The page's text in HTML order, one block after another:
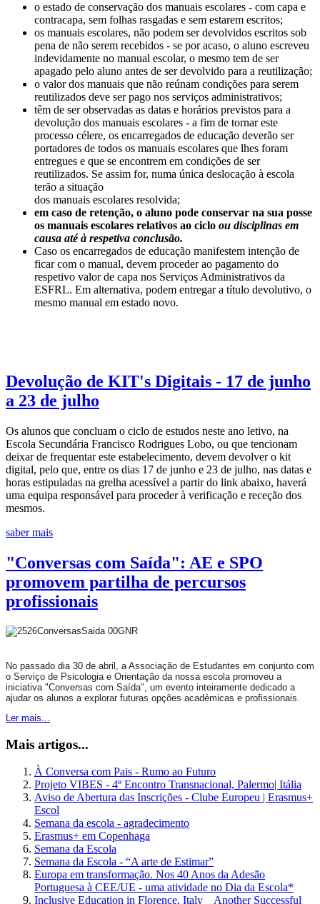
o estado de conservação dos manuais escolares - com capa e
contracapa, sem folhas rasgadas e sem estarem escritos;
os manuais escolares, não podem ser devolvidos escritos sob
pena de não serem recebidos - se por acaso, o aluno escreveu
indevidamente no manual escolar, o mesmo tem de ser
apagado pelo aluno antes de ser devolvido para a reutilização;
o valor dos manuais que não reúnam condições para serem
reutilizados deve ser pago nos serviços administrativos;
têm de ser observadas as datas e horários previstos para a
devolução dos manuais escolares - a fim de tornar este
processo célere, os encarregados de educação deverão ser
portadores de todos os manuais escolares que lhes foram
entregues e que se encontrem em condições de ser
reutilizados. Se assim for, numa única deslocação à escola
terão a situação
dos manuais escolares resolvida;
em caso de retenção, o aluno pode conservar na sua posse
os manuais escolares relativos ao ciclo ou disciplinas em
causa até à respetiva conclusão.
Caso os encarregados de educação manifestem intenção de
ficar com o manual, devem proceder ao pagamento do
respetivo valor de capa nos Serviços Administrativos da
ESFRL. Em alternativa, podem entregar a título devolutivo, o
mesmo manual em estado novo.
Devolução de KIT's Digitais - 17 de junho
a 23 de julho
Os alunos que concluam o ciclo de estudos neste ano letivo, na
Escola Secundária Francisco Rodrigues Lobo, ou que tencionam
deixar de frequentar este estabelecimento, devem devolver o kit
digital, pelo que, entre os dias 17 de junho e 23 de julho, nas datas e
horas estipuladas na grelha acessível a partir do link abaixo, haverá
uma equipa responsável para proceder à verificação e receção dos
mesmos.
saber mais
"Conversas com Saída": AE e SPO
promovem partilha de percursos
profissionais
No passado dia 30 de abril, a Associação de Estudantes em conjunto com
o Serviço de Psicologia e Orientação da nossa escola promoveu a
iniciativa "Conversas com Saída", um evento inteiramente dedicado a
ajudar os alunos a explorar futuras opções académicas e profissionais.
Ler mais...
Mais artigos...
À Conversa com Pais - Rumo ao Futuro
Projeto VIBES - 4º Encontro Transnacional, Palermo| Itália
Aviso de Abertura das Inscrições - Clube Europeu | Erasmus+
Escol
Semana da escola - agradecimento
Erasmus+ em Copenhaga
Semana da Escola
Semana da Escola - “A arte de Estimar”
Europa em transformação. Nos 40 Anos da Adesão
Portuguesa à CEE/UE - uma atividade no Dia da Escola*
Inclusive Education in Florence, Italy _ Another Successful